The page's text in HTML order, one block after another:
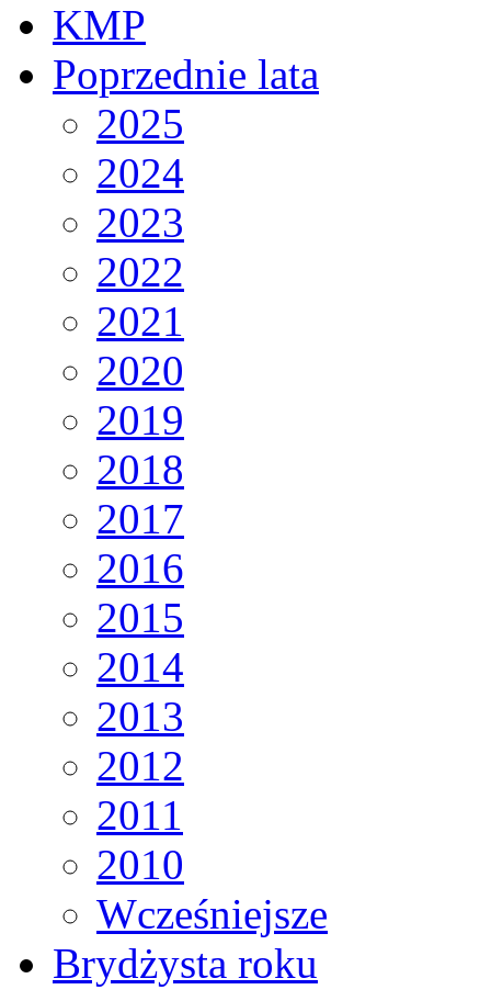
KMP
Poprzednie lata
2025
2024
2023
2022
2021
2020
2019
2018
2017
2016
2015
2014
2013
2012
2011
2010
Wcześniejsze
Brydżysta roku